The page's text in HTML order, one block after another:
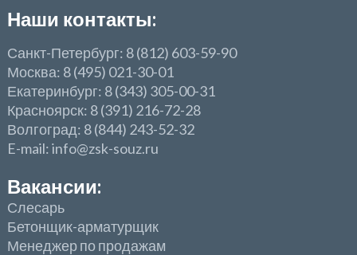
Наши контакты:
Санкт-Петербург: 8 (812) 603-59-90
Москва: 8 (495) 021-30-01
Екатеринбург: 8 (343) 305-00-31
Красноярск: 8 (391) 216-72-28
Волгоград: 8 (844) 243-52-32
E-mail: info@zsk-souz.ru
Вакансии:
Слесарь
Бетонщик-арматурщик
Менеджер по продажам